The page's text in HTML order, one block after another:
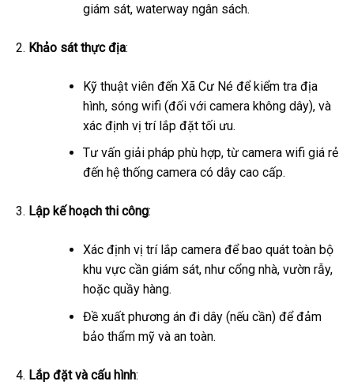
giám sát, waterway ngân sách.
Khảo sát thực địa:
Kỹ thuật viên đến Xã Cư Né để kiểm tra địa
hình, sóng wifi (đối với camera không dây), và
xác định vị trí lắp đặt tối ưu.
Tư vấn giải pháp phù hợp, từ camera wifi giá rẻ
đến hệ thống camera có dây cao cấp.
Lập kế hoạch thi công:
Xác định vị trí lắp camera để bao quát toàn bộ
khu vực cần giám sát, như cổng nhà, vườn rẫy,
hoặc quầy hàng.
Đề xuất phương án đi dây (nếu cần) để đảm
bảo thẩm mỹ và an toàn.
Lắp đặt và cấu hình: